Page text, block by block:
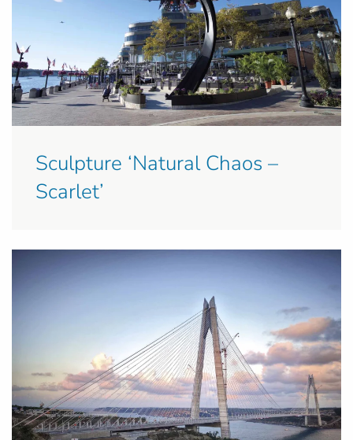
Sculpture ‘Natural Chaos –
Scarlet’